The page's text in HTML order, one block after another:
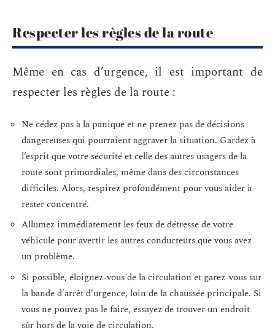
Respecter les règles de la route
Même en cas d’urgence, il est important de
respecter les règles de la route :
Ne cédez pas à la panique et ne prenez pas de décisions
dangereuses qui pourraient aggraver la situation. Gardez à
l’esprit que votre sécurité et celle des autres usagers de la
route sont primordiales, même dans des circonstances
difficiles. Alors, respirez profondément pour vous aider à
rester concentré.
Allumez immédiatement les feux de détresse de votre
véhicule pour avertir les autres conducteurs que vous avez
un problème.
Si possible, éloignez-vous de la circulation et garez-vous sur
la bande d’arrêt d’urgence, loin de la chaussée principale. Si
vous ne pouvez pas le faire, essayez de trouver un endroit
sûr hors de la voie de circulation.